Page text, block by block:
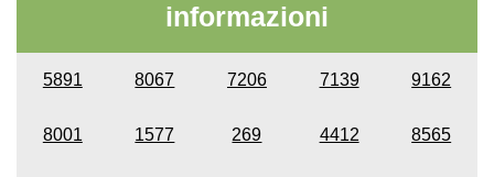
informazioni
5891 8067 7206 7139 9162
8001 1577 269 4412 8565